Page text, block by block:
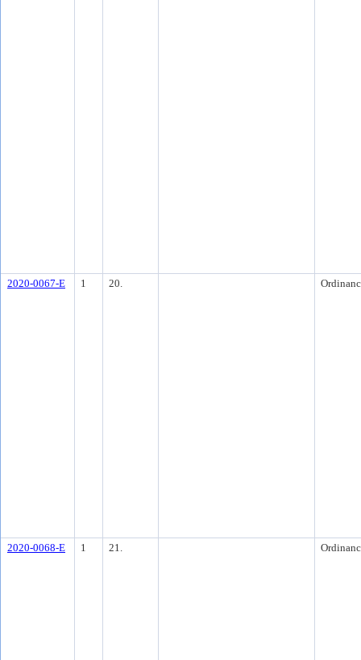
2020-0067-E 1 20.
2020-0068-E 1 21.